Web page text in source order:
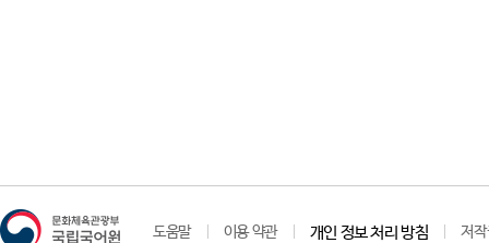
도움말 이용 약관 개인 정보 처리 방침 저